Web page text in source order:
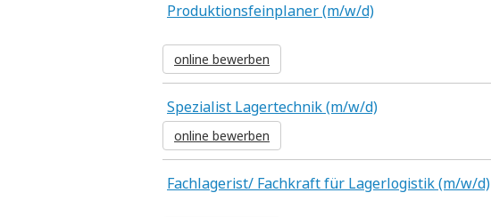
Produktionsfeinplaner (m/w/d)
online bewerben
Spezialist Lagertechnik (m/w/d)
online bewerben
Fachlagerist/ Fachkraft für Lagerlogistik (m/w/d)